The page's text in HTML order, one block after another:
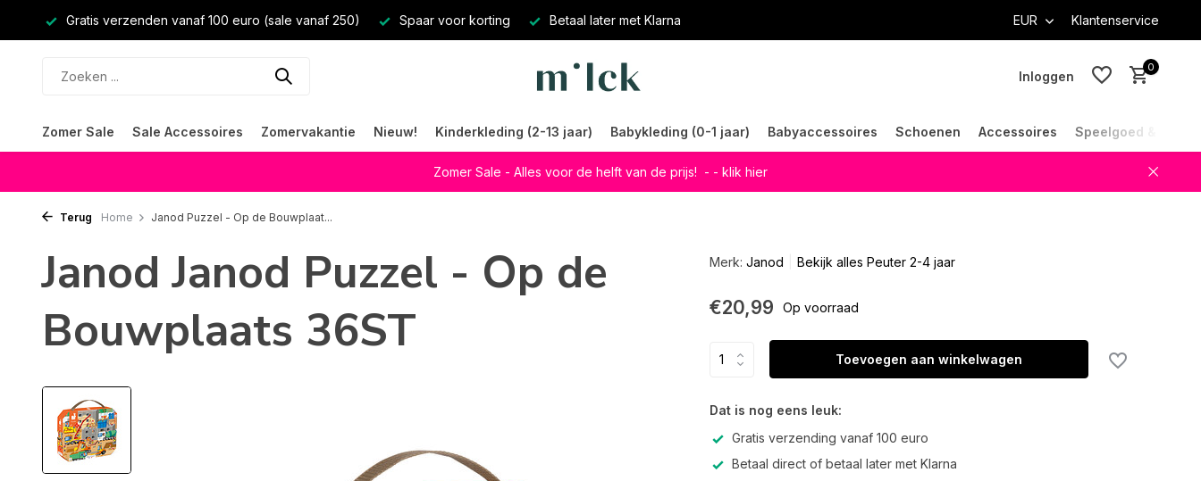
Gratis verzenden vanaf 100 euro (sale vanaf 250) Spaar voor korting Betaal later met Klarna EUR Klantenservice
Inloggen
0
Zomer Sale Sale Accessoires Zomervakantie Nieuw! Kinderkleding (2-13 jaar) Babykleding (0-1 jaar) Babyaccessoires Schoenen Accessoires Speelgoed &
Zomer Sale - Alles voor de helft van de prijs! - - klik hier
Terug Home Janod Puzzel - Op de Bouwplaat...
Janod Janod Puzzel - Op de
Bouwplaats 36ST
Merk: Janod Bekijk alles Peuter 2-4 jaar
€20,99 Op voorraad
Toevoegen aan winkelwagen
Dat is nog eens leuk:
Gratis verzending vanaf 100 euro
Betaal direct of betaal later met Klarna